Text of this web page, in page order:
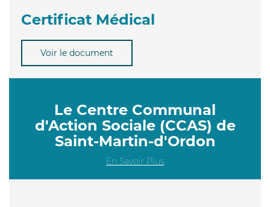
Certificat Médical
Voir le document
Le Centre Communal
d'Action Sociale (CCAS) de
Saint-Martin-d'Ordon
En Savoir Plus